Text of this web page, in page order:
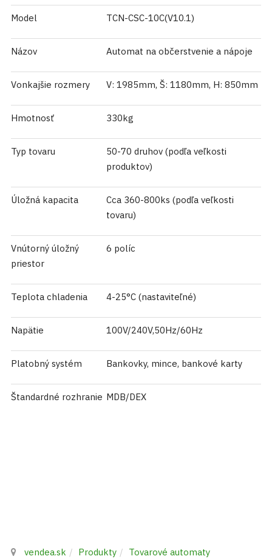
Model TCN-CSC-10C(V10.1)
Názov Automat na občerstvenie a nápoje
Vonkajšie rozmery V: 1985mm, Š: 1180mm, H: 850mm
Hmotnosť 330kg
Typ tovaru
50-70 druhov (podľa veľkosti
produktov)
Úložná kapacita
Cca 360-800ks (podľa veľkosti
tovaru)
Vnútorný úložný
priestor
6 políc
Teplota chladenia 4-25°C (nastaviteľné)
Napätie 100V/240V,50Hz/60Hz
Platobný systém Bankovky, mince, bankové karty
Štandardné rozhranie MDB/DEX
vendea.sk Produkty
Tovarové automaty